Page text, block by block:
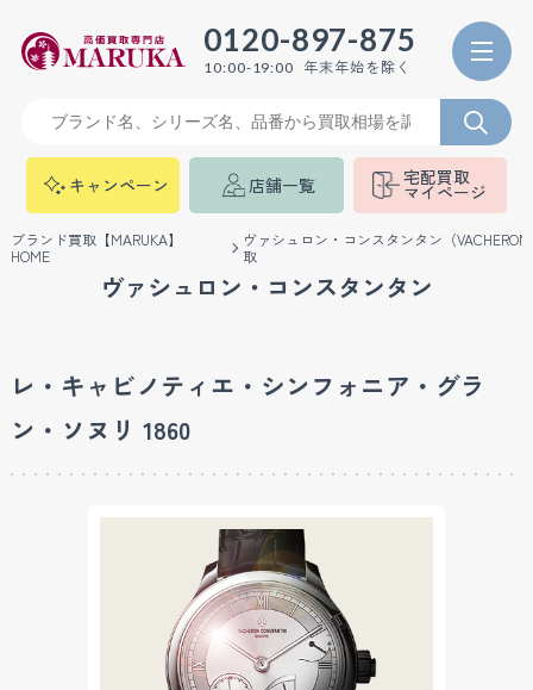
0120-897-875
10:00-19:00 年末年始を除く
キャンペーン 店舗一覧 宅配買取
マイページ
ブランド買取【MARUKA】
HOME
ヴァシュロン・コンスタンタン（VACHERON
取
ヴァシュロン・コンスタンタン
レ・キャビノティエ・シンフォニア・グラ
ン・ソヌリ 1860